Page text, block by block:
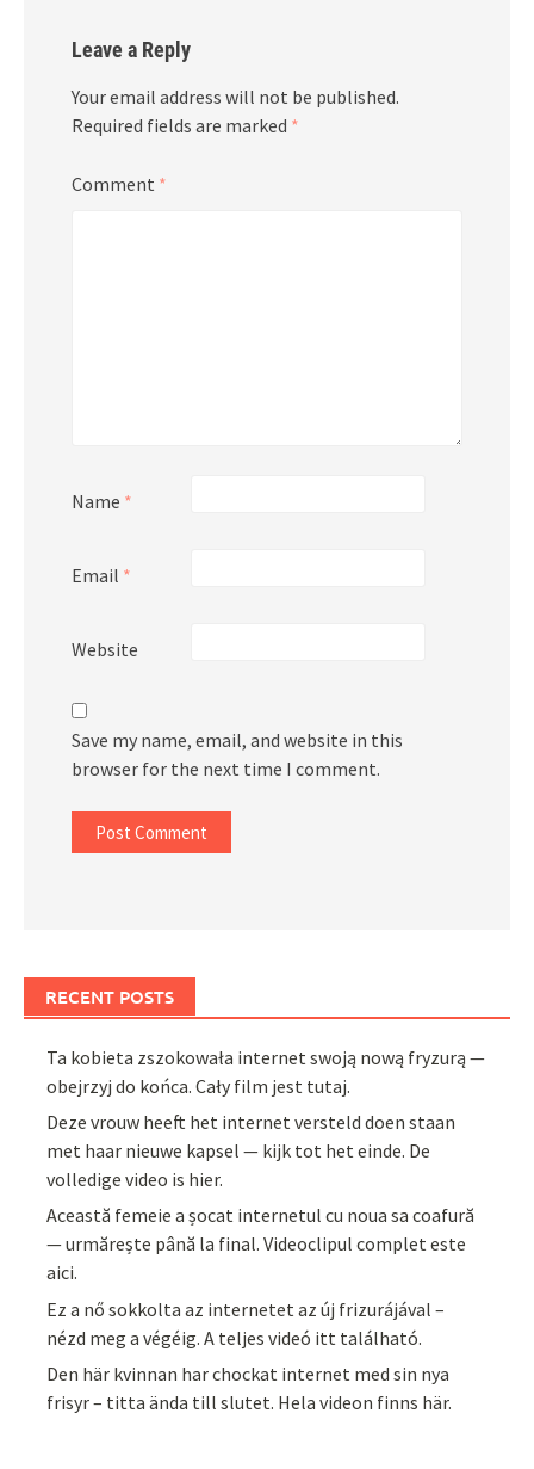
Leave a Reply
Your email address will not be published.
Required fields are marked *
Comment *
Name *
Email *
Website
Save my name, email, and website in this
browser for the next time I comment.
RECENT POSTS
Ta kobieta zszokowała internet swoją nową fryzurą —
obejrzyj do końca. Cały film jest tutaj.
Deze vrouw heeft het internet versteld doen staan
met haar nieuwe kapsel — kijk tot het einde. De
volledige video is hier.
Această femeie a șocat internetul cu noua sa coafură
— urmărește până la final. Videoclipul complet este
aici.
Ez a nő sokkolta az internetet az új frizurájával –
nézd meg a végéig. A teljes videó itt található.
Den här kvinnan har chockat internet med sin nya
frisyr – titta ända till slutet. Hela videon finns här.